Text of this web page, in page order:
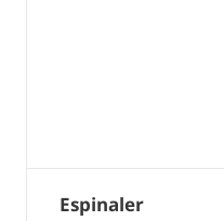
Espinaler